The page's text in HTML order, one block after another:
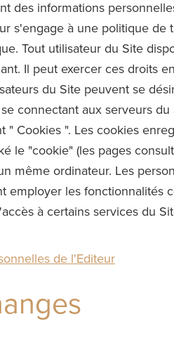
des informations
s'engage à une politique
Tout utilisateur du Site
Il peut exercer ces droits
du Site peuvent se
connectant aux serveurs
Cookies ". Les cookies
le "cookie" (les pages
même ordinateur. Les
employer les fonctionnalités
à certains services du
de l'Editeur